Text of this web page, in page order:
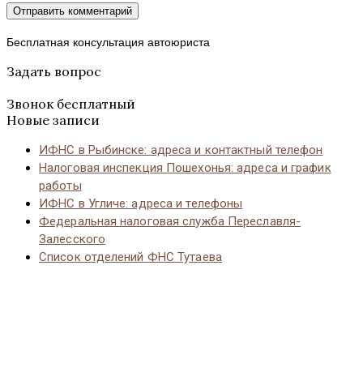
Бесплатная консультация автоюриста
Задать вопрос
Звонок бесплатный
Новые записи
ИФНС в Рыбинске: адреса и контактный телефон
Налоговая инспекция Пошехонья: адреса и график
работы
ИФНС в Угличе: адреса и телефоны
Федеральная налоговая служба Переславля-
Залесского
Список отделений ФНС Тутаева